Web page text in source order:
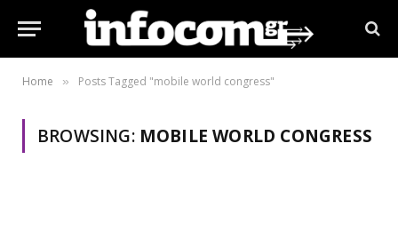
Home » Posts Tagged "mobile world congress"
BROWSING: MOBILE WORLD CONGRESS